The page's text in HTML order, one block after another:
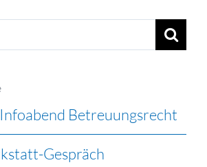
Betreuungsrecht
Gespräch